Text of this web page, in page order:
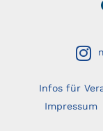
Infos für
Impressum